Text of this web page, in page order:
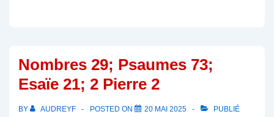
Nombres 29; Psaumes 73;
Esaïe 21; 2 Pierre 2
BY AUDREYF POSTED ON 20 MAI 2025
PUBLIÉ